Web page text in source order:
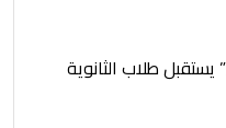
طلاب الثانوية